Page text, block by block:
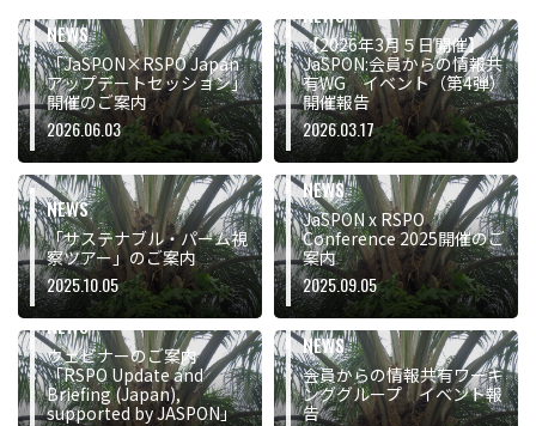
NEWS
「JaSPON×RSPO Japan
アップデートセッション」
開催のご案内
2026.06.03
NEWS
【2026年3月５日開催】
JaSPON:会員からの情報共
有WG イベント（第4弾）
開催報告
2026.03.17
NEWS
「サステナブル・パーム視
察ツアー」のご案内
2025.10.05
NEWS
JaSPON x RSPO
Conference 2025開催のご
案内
2025.09.05
NEWS
ウェビナーのご案内
「RSPO Update and
Briefing (Japan),
supported by JASPON」
NEWS
会員からの情報共有ワーキ
ンググループ イベント報
告